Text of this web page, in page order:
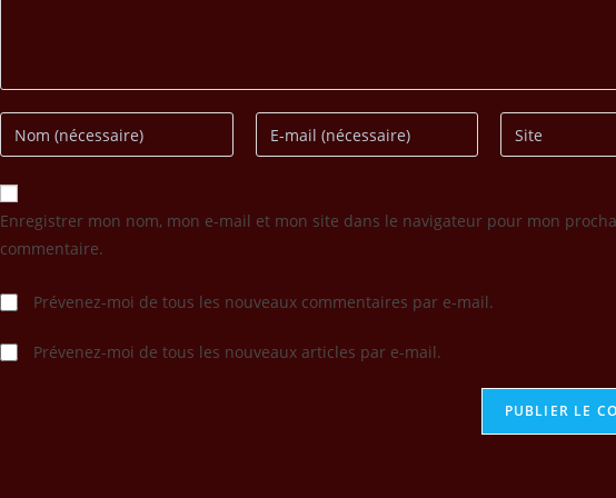
Enregistrer mon nom, mon e-mail et mon site dans le navigateur pour mon
commentaire.
Prévenez-moi de tous les nouveaux commentaires par e-mail.
Prévenez-moi de tous les nouveaux articles par e-mail.